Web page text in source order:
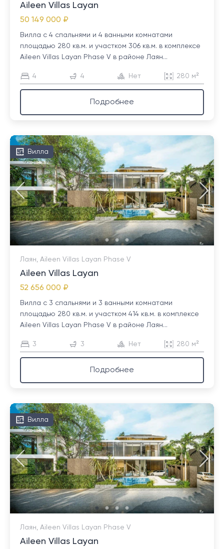
Aileen Villas Layan
50 149 000 ₽
Вилла с 4 спальнями и 4 ванными комнатами
площадью 280 кв.м. и участком 306 кв.м. в комплексе
Aileen Villas Layan Phase V в районе Лаян...
4 4 Нет 280 м²
Подробнее
Вилла
Лаян, Aileen Villas Layan Phase V
Aileen Villas Layan
52 656 000 ₽
Вилла с 3 спальнями и 3 ванными комнатами
площадью 280 кв.м. и участком 414 кв.м. в комплексе
Aileen Villas Layan Phase V в районе Лаян...
3 3 Нет 280 м²
Подробнее
Вилла
Лаян, Aileen Villas Layan Phase V
Aileen Villas Layan